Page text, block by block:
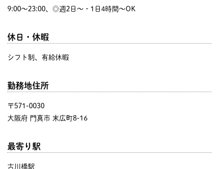
9:00〜23:00、◎週2日～・1日4時間～OK
休日・休暇
シフト制、有給休暇
勤務地住所
〒571-0030
大阪府 門真市 末広町8-16
最寄り駅
古川橋駅